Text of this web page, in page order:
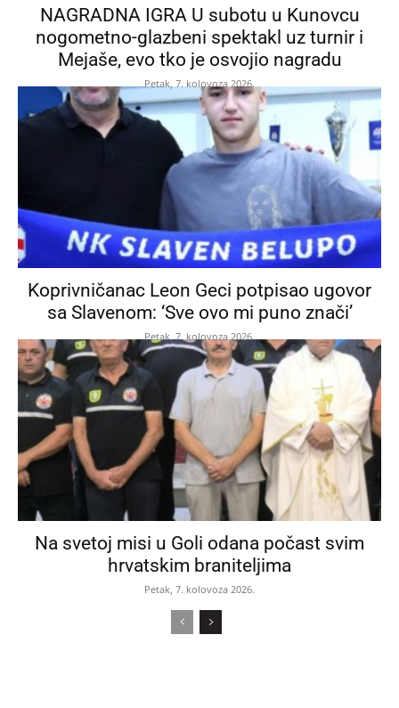
NAGRADNA IGRA U subotu u Kunovcu
nogometno-glazbeni spektakl uz turnir i
Mejaše, evo tko je osvojio nagradu
Petak, 7. kolovoza 2026.
Koprivničanac Leon Geci potpisao ugovor
sa Slavenom: ‘Sve ovo mi puno znači’
Petak, 7. kolovoza 2026.
Na svetoj misi u Goli odana počast svim
hrvatskim braniteljima
Petak, 7. kolovoza 2026.